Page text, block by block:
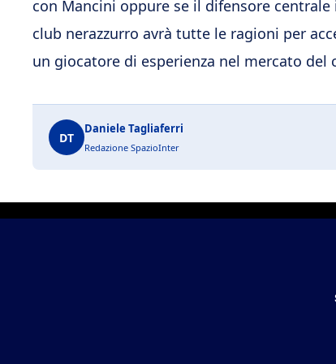
con Mancini oppure se il difensore
club nerazzurro avrà tutte le ragioni per
un giocatore di esperienza nel mercato del
DT
Daniele Tagliaferri
Redazione SpazioInter